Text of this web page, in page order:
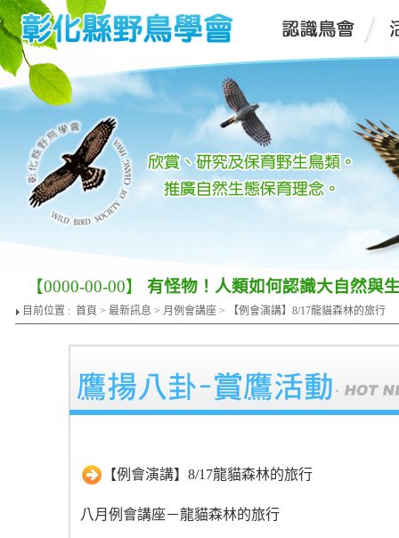
【0000-00-00】 有怪物！人類如何認識大自然與
目前位置 : 首頁 >最新訊息 > 月例會講座 > 【例會演講】8/17龍貓森林的旅行
【例會演講】8/17龍貓森林的旅行
八月例會講座－龍貓森林的旅行